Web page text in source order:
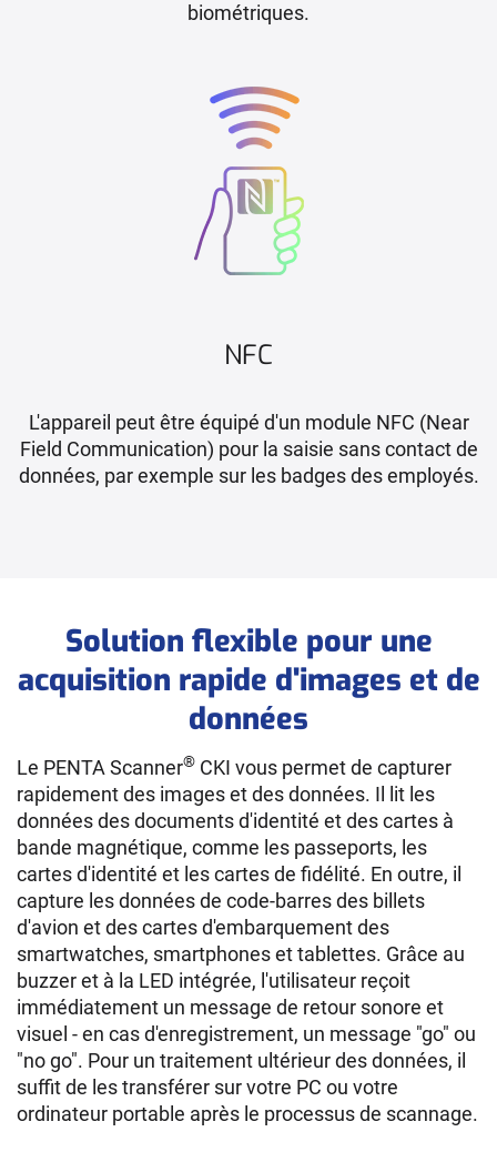
biométriques.
NFC
L'appareil peut être équipé d'un module NFC (Near
Field Communication) pour la saisie sans contact de
données, par exemple sur les badges des employés.
Solution flexible pour une
acquisition rapide d'images et de
données
Le PENTA Scanner® CKI vous permet de capturer
rapidement des images et des données. Il lit les
données des documents d'identité et des cartes à
bande magnétique, comme les passeports, les
cartes d'identité et les cartes de fidélité. En outre, il
capture les données de code-barres des billets
d'avion et des cartes d'embarquement des
smartwatches, smartphones et tablettes. Grâce au
buzzer et à la LED intégrée, l'utilisateur reçoit
immédiatement un message de retour sonore et
visuel - en cas d'enregistrement, un message "go" ou
"no go". Pour un traitement ultérieur des données, il
suffit de les transférer sur votre PC ou votre
ordinateur portable après le processus de scannage.